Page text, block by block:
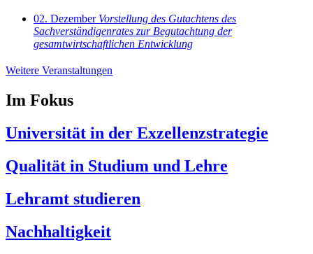
02. Dezember Vorstellung des Gutachtens des
Sachverständigenrates zur Begutachtung der
gesamtwirtschaftlichen Entwicklung
Weitere Veranstaltungen
Im Fokus
Universität in der Exzellenzstrategie
Qualität in Studium und Lehre
Lehramt studieren
Nachhaltigkeit